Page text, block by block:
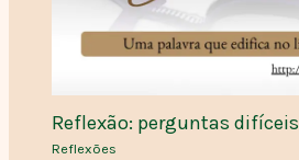
Reflexão: perguntas difíceis
Reflexões